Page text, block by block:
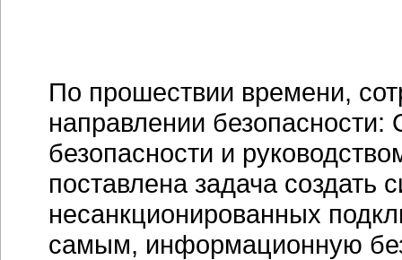
По прошествии времени,
направлении
безопасности и
поставлена задача создать
несанкционированных
самым, информационную